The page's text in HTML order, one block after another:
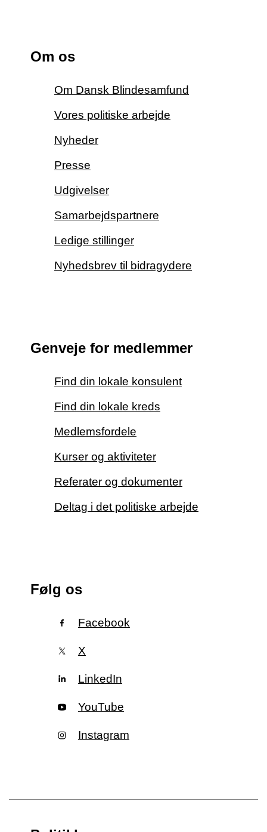
Om os
Om Dansk Blindesamfund
Vores politiske arbejde
Nyheder
Presse
Udgivelser
Samarbejdspartnere
Ledige stillinger
Nyhedsbrev til bidragydere
Genveje for medlemmer
Find din lokale konsulent
Find din lokale kreds
Medlemsfordele
Kurser og aktiviteter
Referater og dokumenter
Deltag i det politiske arbejde
Følg os
Facebook
X
LinkedIn
YouTube
Instagram